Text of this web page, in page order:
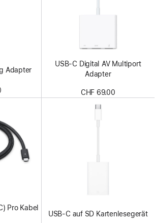
Adapter
USB‑C Digital AV Multiport
Adapter
CHF 69.00
Pro Kabel
USB‑C auf SD Kartenlesegerät